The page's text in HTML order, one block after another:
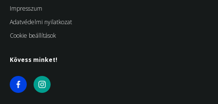
Impresszum
Adatvédelmi nyilatkozat
Cookie beállítások
Kövess minket!